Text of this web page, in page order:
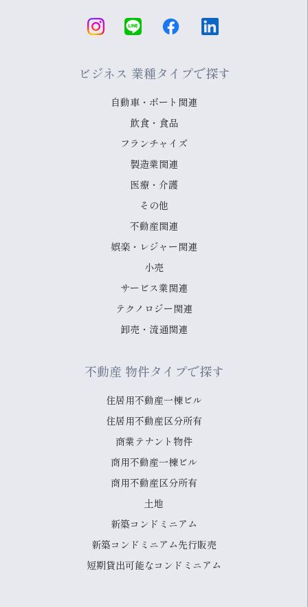
不動産 物件タイプで探す
住居用不動産一棟ビル
住居用不動産区分所有
商業テナント物件
商用不動産一棟ビル
商用不動産区分所有
土地
新築コンドミニアム
新築コンドミニアム先行販売
短期貸出可能なコンドミニアム
ビジネス 業種タイプで探す
自動車・ボート関連
飲食・食品
フランチャイズ
製造業関連
医療・介護
その他
不動産関連
娯楽・レジャー関連
小売
サービス業関連
テクノロジー関連
卸売・流通関連